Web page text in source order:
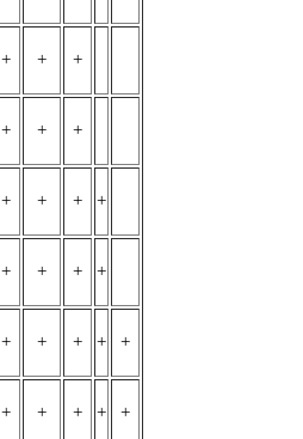
+ + +
+ + +
+ + + +
+ + + +
+ + + + +
+ + + + +